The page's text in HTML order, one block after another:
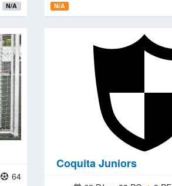
N/A N/A
64
Coquita Juniors